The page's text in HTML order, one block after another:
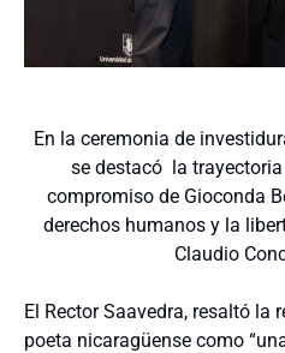
En la ceremonia de
se destacó la
compromiso de Gioconda
derechos humanos y la
Claudio
El Rector Saavedra, resaltó la
poeta nicaragüense como